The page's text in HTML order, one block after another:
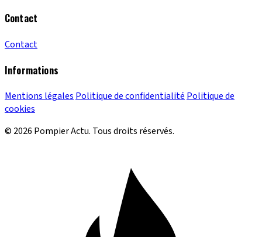
Contact
Contact
Informations
Mentions légales Politique de confidentialité Politique de
cookies
© 2026 Pompier Actu. Tous droits réservés.